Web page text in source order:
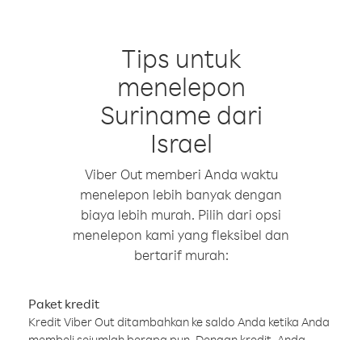
Tips untuk
menelepon
Suriname dari
Israel
Viber Out memberi Anda waktu
menelepon lebih banyak dengan
biaya lebih murah. Pilih dari opsi
menelepon kami yang fleksibel dan
bertarif murah:
Paket kredit
Kredit Viber Out ditambahkan ke saldo Anda ketika Anda